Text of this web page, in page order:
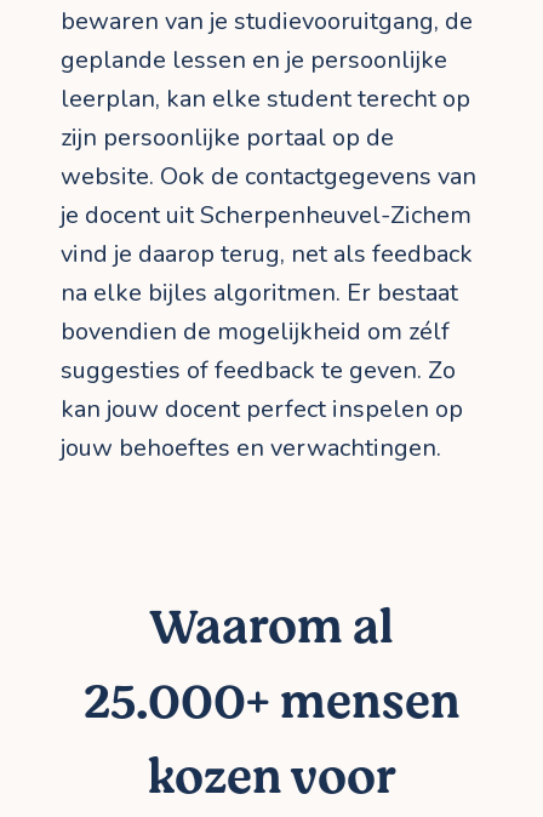
bewaren van je studievooruitgang, de
geplande lessen en je persoonlijke
leerplan, kan elke student terecht op
zijn persoonlijke portaal op de
website. Ook de contactgegevens van
je docent uit Scherpenheuvel-Zichem
vind je daarop terug, net als feedback
na elke bijles algoritmen. Er bestaat
bovendien de mogelijkheid om zélf
suggesties of feedback te geven. Zo
kan jouw docent perfect inspelen op
jouw behoeftes en verwachtingen.
Waarom al
25.000+ mensen
kozen voor